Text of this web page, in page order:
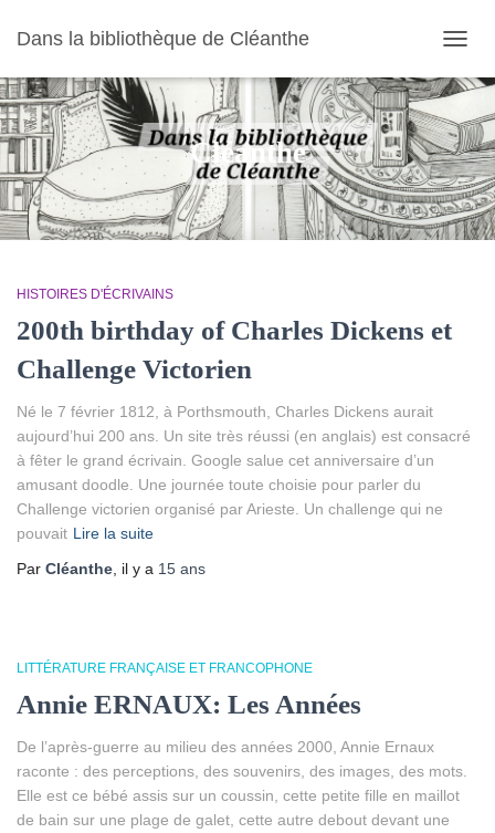
Dans la bibliothèque de Cléanthe
LA
Cléanthe
HISTOIRES D'ÉCRIVAINS
200th birthday of Charles Dickens et
Challenge Victorien
Né le 7 février 1812, à Porthsmouth, Charles Dickens aurait
aujourd’hui 200 ans. Un site très réussi (en anglais) est consacré
à fêter le grand écrivain. Google salue cet anniversaire d’un
amusant doodle. Une journée toute choisie pour parler du
Challenge victorien organisé par Arieste. Un challenge qui ne
pouvait Lire la suite
Par Cléanthe , il y a 15 ans
LITTÉRATURE FRANÇAISE ET FRANCOPHONE
Annie ERNAUX: Les Années
De l’après-guerre au milieu des années 2000, Annie Ernaux
raconte : des perceptions, des souvenirs, des images, des mots.
Elle est ce bébé assis sur un coussin, cette petite fille en maillot
de bain sur une plage de galet, cette autre debout devant une